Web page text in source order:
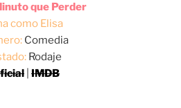
que Perder
como Elisa
Comedia
Rodaje
IMDB